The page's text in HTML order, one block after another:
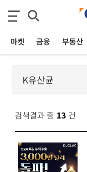
마켓 금융 부동산
검색결과 총 13 건